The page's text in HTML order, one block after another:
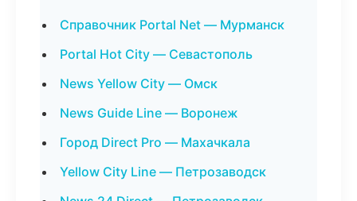
Справочник Portal Net — Мурманск
Portal Hot City — Севастополь
News Yellow City — Омск
News Guide Line — Воронеж
Город Direct Pro — Махачкала
Yellow City Line — Петрозаводск